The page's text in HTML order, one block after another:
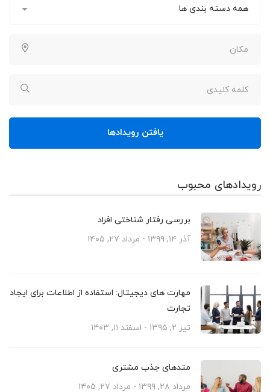
یافتن رویدادها
رویدادهای محبوب
بررسی رفتار شناختی افراد
آذر ۱۴, ۱۳۹۹ - مرداد ۲۷, ۱۴۰۵
مهارت های دیجیتال: استفاده از اطلاعات برای ایجاد
تجارت
تیر ۲, ۱۳۹۵ - اسفند ۱۱, ۱۴۰۳
متدهای جذب مشتری
مرداد ۲۸, ۱۳۹۹ - مرداد ۲۷, ۱۴۰۵